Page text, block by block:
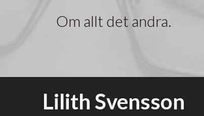
Om allt det andra.
Lilith Svensson